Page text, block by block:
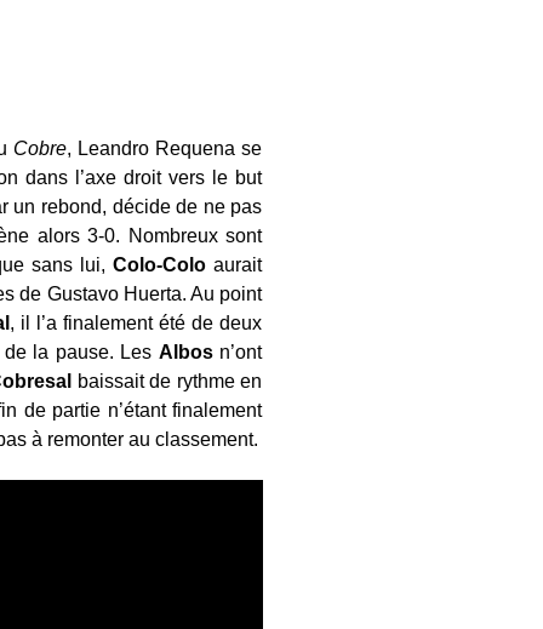
Cobre, Leandro Requena se
dans l’axe droit vers le but
un rebond, décide de ne pas
alors 3-0. Nombreux sont
sans lui,Colo-Coloaurait
de Gustavo Huerta. Au point
, il l’a finalement été de deux
la pause. Les Albosn’ont
baissait de rythme en
de partie n’étant finalement
à remonter au classement.